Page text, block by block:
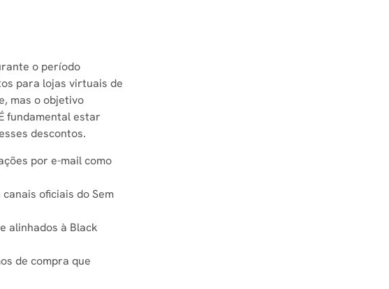
o período
para lojas virtuais de
mas o objetivo
fundamental estar
descontos.
por e-mail como
oficiais do Sem
alinhados à Black
de compra que